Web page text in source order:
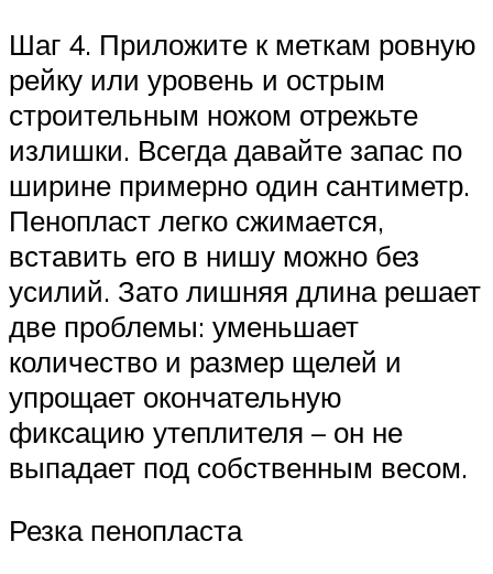
Шаг 4. Приложите к меткам ровную
рейку или уровень и острым
строительным ножом отрежьте
излишки. Всегда давайте запас по
ширине примерно один сантиметр.
Пенопласт легко сжимается,
вставить его в нишу можно без
усилий. Зато лишняя длина решает
две проблемы: уменьшает
количество и размер щелей и
упрощает окончательную
фиксацию утеплителя – он не
выпадает под собственным весом.
Резка пенопласта